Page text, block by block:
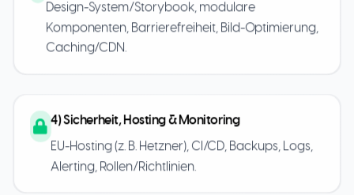
Design-System/Storybook, modulare
Komponenten, Barrierefreiheit, Bild-Optimierung,
Caching/CDN.
4) Sicherheit, Hosting & Monitoring
EU-Hosting (z. B. Hetzner), CI/CD, Backups, Logs,
Alerting, Rollen/Richtlinien.